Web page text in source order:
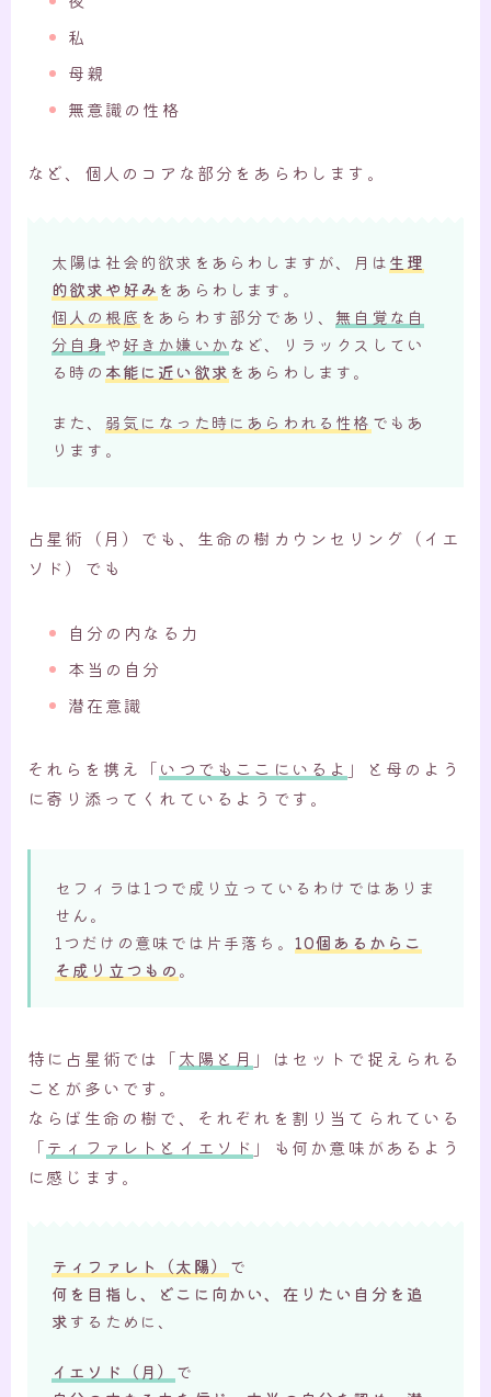
私
母親
無意識の性格
など、個人のコアな部分をあらわします。
太陽は社会的欲求をあらわしますが、月は生理
的欲求や好み をあらわします。
個人の根底 をあらわす部分であり、 無自覚な自
分自身や好きか嫌いかなど、リラックスしてい
る時の 本能に近い欲求 をあらわします。
また、 弱気になった時にあらわれる性格 でもあ
ります。
占星術（月）でも、生命の樹カウンセリング（イエ
ソド）でも
自分の内なる力
本当の自分
潜在意識
それらを携え「いつでもここにいるよ 」と母のよう
に寄り添ってくれているようです。
セフィラは1つで成り立っているわけではありま
せん。
1つだけの意味では片手落ち。 10個あるからこ
そ成り立つもの。
特に占星術では「太陽と月 」はセットで捉えられる
ことが多いです。
ならば生命の樹で、それぞれを割り当てられている
「ティファレトとイエソド 」も何か意味があるよう
に感じます。
ティファレト（太陽） で
何を目指し、どこに向かい、在りたい自分を追
求するために、
イエソド（月） で